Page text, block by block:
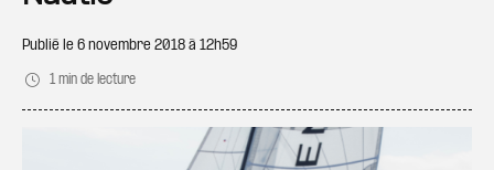
Publié le 6 novembre 2018 à 12h59
1 min de lecture